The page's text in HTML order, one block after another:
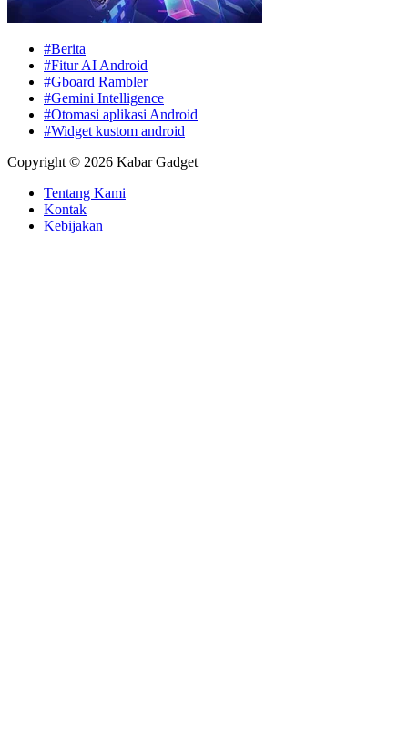
#Berita
#Fitur AI Android
#Gboard Rambler
#Gemini Intelligence
#Otomasi aplikasi Android
#Widget kustom android
Copyright © 2026 Kabar Gadget
Tentang Kami
Kontak
Kebijakan